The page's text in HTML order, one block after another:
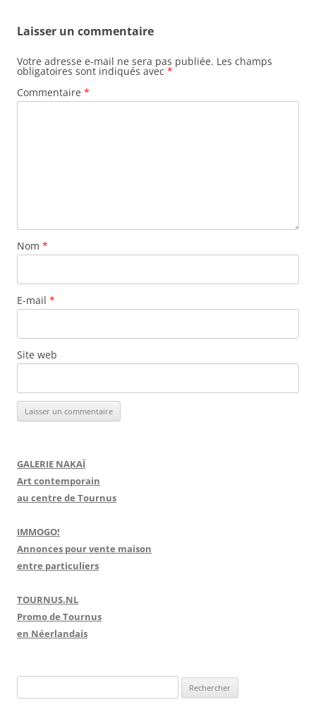
Laisser un commentaire
Votre adresse e-mail ne sera pas publiée. Les champs
obligatoires sont indiqués avec *
Commentaire *
Nom *
E-mail *
Site web
GALERIE NAKAÏ
Art contemporain
au centre de Tournus
IMMOGO!
Annonces pour vente maison
entre particuliers
TOURNUS.NL
Promo de Tournus
en Néerlandais
e